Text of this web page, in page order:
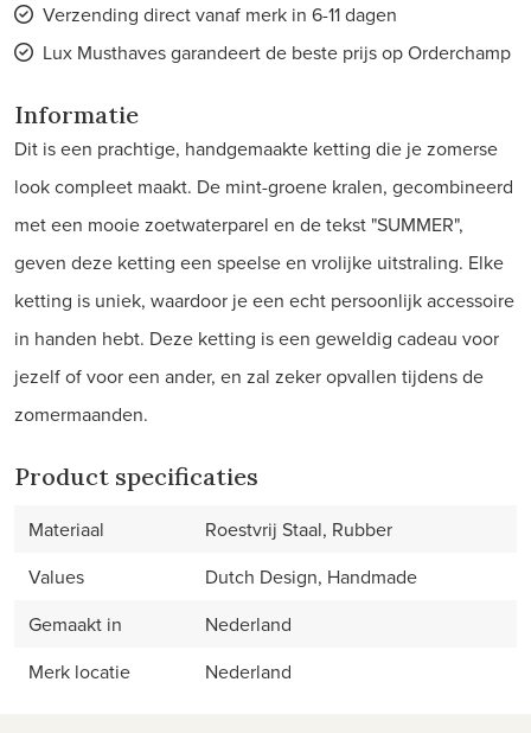
Verzending direct vanaf merk in 6-11 dagen
Lux Musthaves garandeert de beste prijs op Orderchamp
Informatie
Dit is een prachtige, handgemaakte ketting die je zomerse
look compleet maakt. De mint-groene kralen, gecombineerd
met een mooie zoetwaterparel en de tekst "SUMMER",
geven deze ketting een speelse en vrolijke uitstraling. Elke
ketting is uniek, waardoor je een echt persoonlijk accessoire
in handen hebt. Deze ketting is een geweldig cadeau voor
jezelf of voor een ander, en zal zeker opvallen tijdens de
zomermaanden.
Product specificaties
Materiaal
Roestvrij Staal, Rubber
Values
Dutch Design, Handmade
Gemaakt in
Nederland
Merk locatie
Nederland